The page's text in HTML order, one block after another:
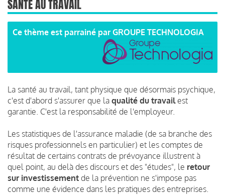
SANTÉ AU TRAVAIL
Ce thème est parrainé par GROUPE TECHNOLOGIA
La santé au travail, tant physique que désormais psychique,
c'est d'abord s'assurer que la qualité du travailest
garantie. C'est la responsabilité de l'employeur.
Les statistiques de l'assurance maladie (de sa branche des
risques professionnels en particulier) et les comptes de
résultat de certains contrats de prévoyance illustrent à
quel point, au delà des discours et des "études", le retour
sur investissement de la prévention ne s'impose pas
comme une évidence dans les pratiques des entreprises.